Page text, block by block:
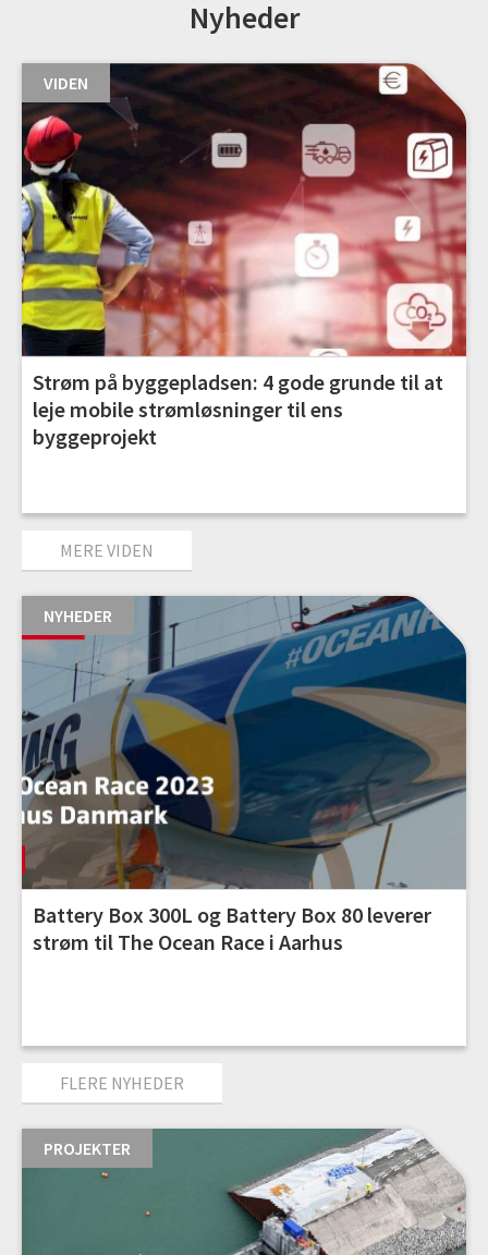
Nyheder
VIDEN
Strøm på byggepladsen: 4 gode grunde til at
leje mobile strømløsninger til ens
byggeprojekt
MERE VIDEN
NYHEDER
Battery Box 300L og Battery Box 80 leverer
strøm til The Ocean Race i Aarhus
FLERE NYHEDER
PROJEKTER